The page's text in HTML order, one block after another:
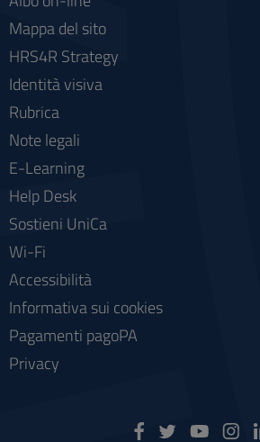
Mappa del sito
HRS4R Strategy
Identità visiva
Rubrica
Note legali
E-Learning
Help Desk
Sostieni UniCa
Wi-Fi
Accessibilità
Informativa sui cookies
Pagamenti pagoPA
Privacy